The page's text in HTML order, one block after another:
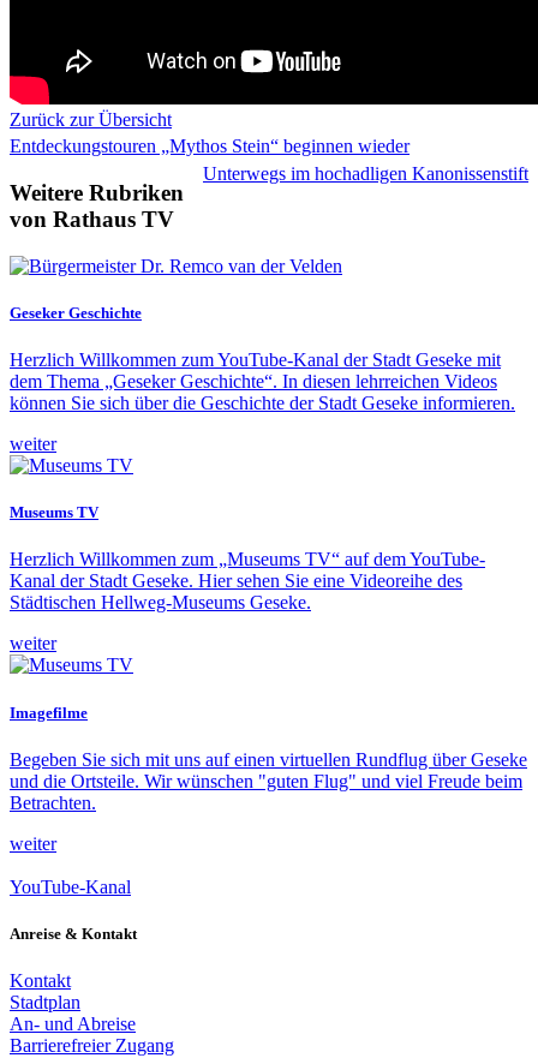
Zurück zur Übersicht
Entdeckungstouren „Mythos Stein“ beginnen wieder
Unterwegs im hochadligen Kanonissenstift
Weitere Rubriken
von Rathaus TV
Geseker Geschichte
Herzlich Willkommen zum YouTube-Kanal der Stadt Geseke mit
dem Thema „Geseker Geschichte“. In diesen lehrreichen Videos
können Sie sich über die Geschichte der Stadt Geseke informieren.
weiter
Museums TV
Herzlich Willkommen zum „Museums TV“ auf dem YouTube-
Kanal der Stadt Geseke. Hier sehen Sie eine Videoreihe des
Städtischen Hellweg-Museums Geseke.
weiter
Imagefilme
Begeben Sie sich mit uns auf einen virtuellen Rundflug über Geseke
und die Ortsteile. Wir wünschen "guten Flug" und viel Freude beim
Betrachten.
weiter
YouTube-Kanal
Anreise & Kontakt
Kontakt
Stadtplan
An- und Abreise
Barrierefreier Zugang